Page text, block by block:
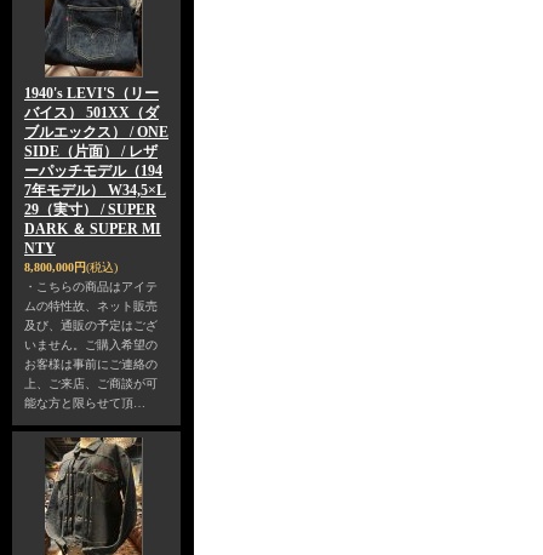
1940's LEVI'S（リー
バイス） 501XX（ダ
ブルエックス） / ONE
SIDE（片面） / レザ
ーパッチモデル（194
7年モデル） W34,5×L
29（実寸） / SUPER
DARK ＆ SUPER MI
NTY
8,800,000円(税込)
・こちらの商品はアイテ
ムの特性故、ネット販売
及び、通販の予定はござ
いません。ご購入希望の
お客様は事前にご連絡の
上、ご来店、ご商談が可
能な方と限らせて頂…